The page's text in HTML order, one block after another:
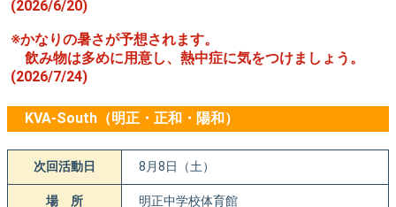
(2026/6/20)
※かなりの暑さが予想されます。
飲み物は多めに用意し、熱中症に気をつけましょう。
(2026/7/24)
KVA-South（明正・正和・陽和）
次回活動日 8月8日（土）
場 所 明正中学校体育館